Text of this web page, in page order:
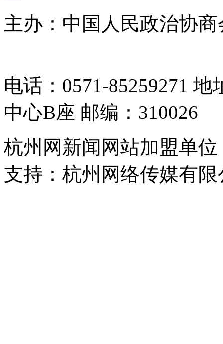
主办：中国人民政治协
电话：0571-85259271
中心B座 邮编：310026
杭州网新闻网站加盟单
支持：杭州网络传媒有限